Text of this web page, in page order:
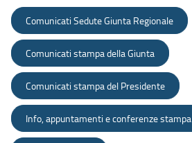
Comunicati Sedute Giunta Regionale
Comunicati stampa della Giunta
Comunicati stampa del Presidente
Info, appuntamenti e conferenze stampa